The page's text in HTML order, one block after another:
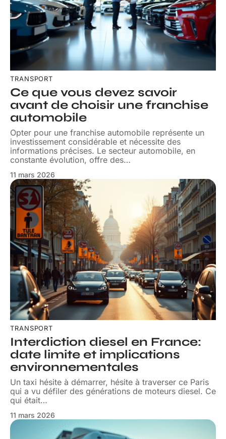
TRANSPORT
Ce que vous devez savoir
avant de choisir une franchise
automobile
Opter pour une franchise automobile représente un
investissement considérable et nécessite des
informations précises. Le secteur automobile, en
constante évolution, offre des…
11 mars 2026
TRANSPORT
Interdiction diesel en France:
date limite et implications
environnementales
Un taxi hésite à démarrer, hésite à traverser ce Paris
qui a vu défiler des générations de moteurs diesel. Ce
qui était…
11 mars 2026